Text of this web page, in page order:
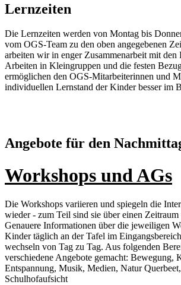
Lernzeiten
Die Lernzeiten werden von Montag bis
vom OGS-Team zu den oben angegebenen
arbeiten wir in enger Zusammenarbeit mit den
Arbeiten in Kleingruppen und die festen
ermöglichen den OGS-Mitarbeiterinnen und
individuellen Lernstand der Kinder besser im
Angebote für den
Workshops und AGs
Die Workshops variieren und spiegeln die
wieder - zum Teil sind sie über einen Zeitraum
Genauere Informationen über die jeweiligen
Kinder täglich an der Tafel im
wechseln von Tag zu Tag. Aus folgenden
verschiedene Angebote gemacht: Bewegung,
Entspannung, Musik, Medien, Natur
Schulhofaufsicht